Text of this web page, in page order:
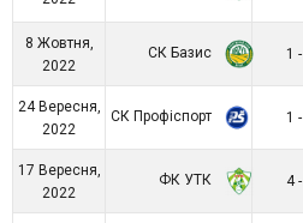
8 Жовтня,
2022
СК Базис 1
24 Вересня,
2022
СК Профіспорт 1
17 Вересня,
2022
ФК УТК 4